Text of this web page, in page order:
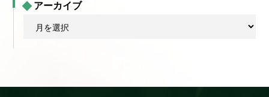
アーカイブ
ブ